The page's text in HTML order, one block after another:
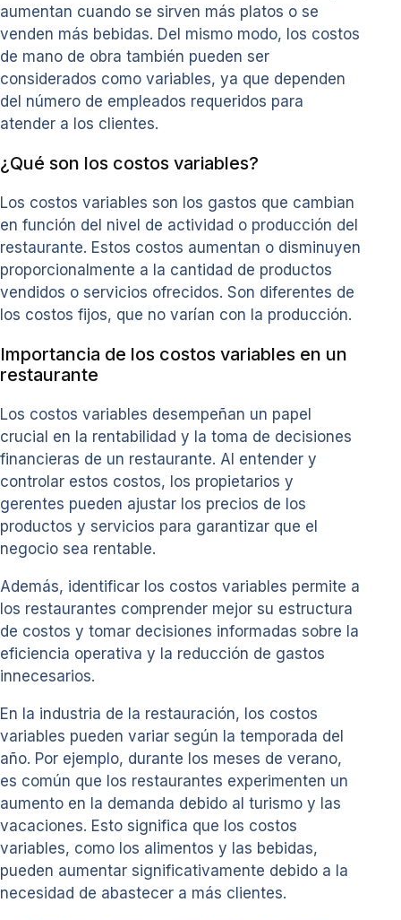
aumentan cuando se sirven más platos o se
venden más bebidas. Del mismo modo, los costos
de mano de obra también pueden ser
considerados como variables, ya que dependen
del número de empleados requeridos para
atender a los clientes.
¿Qué son los costos variables?
Los costos variables son los gastos que cambian
en función del nivel de actividad o producción del
restaurante. Estos costos aumentan o disminuyen
proporcionalmente a la cantidad de productos
vendidos o servicios ofrecidos. Son diferentes de
los costos fijos, que no varían con la producción.
Importancia de los costos variables en un
restaurante
Los costos variables desempeñan un papel
crucial en la rentabilidad y la toma de decisiones
financieras de un restaurante. Al entender y
controlar estos costos, los propietarios y
gerentes pueden ajustar los precios de los
productos y servicios para garantizar que el
negocio sea rentable.
Además, identificar los costos variables permite a
los restaurantes comprender mejor su estructura
de costos y tomar decisiones informadas sobre la
eficiencia operativa y la reducción de gastos
innecesarios.
En la industria de la restauración, los costos
variables pueden variar según la temporada del
año. Por ejemplo, durante los meses de verano,
es común que los restaurantes experimenten un
aumento en la demanda debido al turismo y las
vacaciones. Esto significa que los costos
variables, como los alimentos y las bebidas,
pueden aumentar significativamente debido a la
necesidad de abastecer a más clientes.